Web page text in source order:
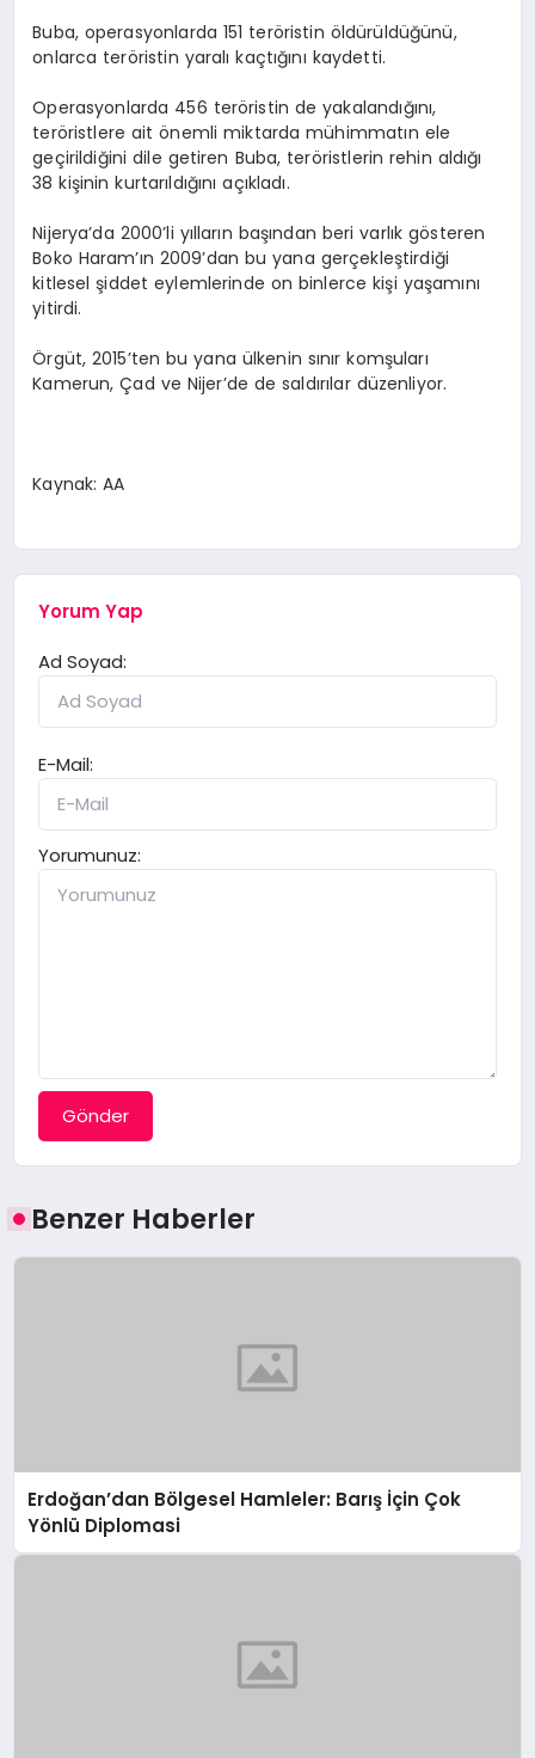
Buba, operasyonlarda 151 teröristin öldürüldüğünü,
onlarca teröristin yaralı kaçtığını kaydetti.
Operasyonlarda 456 teröristin de yakalandığını,
teröristlere ait önemli miktarda mühimmatın ele
geçirildiğini dile getiren Buba, teröristlerin rehin aldığı
38 kişinin kurtarıldığını açıkladı.
Nijerya’da 2000’li yılların başından beri varlık gösteren
Boko Haram’ın 2009’dan bu yana gerçekleştirdiği
kitlesel şiddet eylemlerinde on binlerce kişi yaşamını
yitirdi.
Örgüt, 2015’ten bu yana ülkenin sınır komşuları
Kamerun, Çad ve Nijer’de de saldırılar düzenliyor.
Kaynak: AA
Yorum Yap
Ad Soyad:
E-Mail:
Yorumunuz:
Gönder
Benzer Haberler
Erdoğan’dan Bölgesel Hamleler: Barış İçin Çok
Yönlü Diplomasi